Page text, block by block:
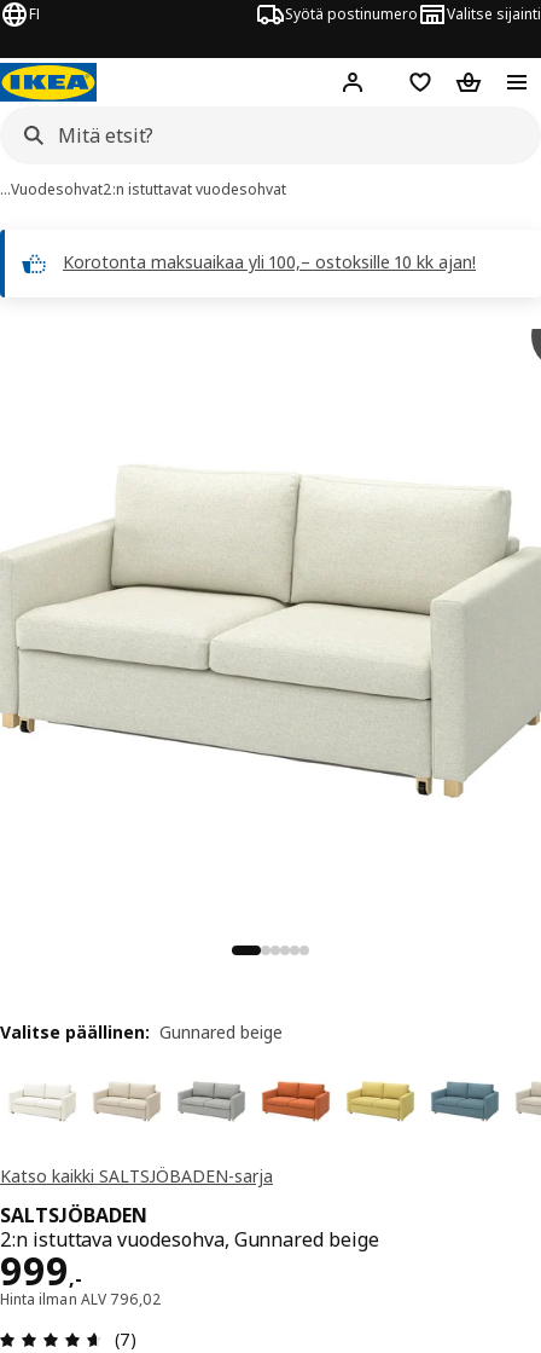
FI Syötä postinumero Valitse sijainti
Hej! Kirjaudu sisään
Suosikit
…Vuodesohvat2:n istuttavat vuodesohvat
Korotonta maksuaikaa yli 100,– ostoksille 10 kk ajan!
Katso kaikki SALTSJÖBADEN-sarja
SALTSJÖBADEN
2:n istuttava vuodesohva, Gunnared beige
999,-
Hinta 999,-
Hinta ilman ALV 796,02
: 4.6 / 5 tähteä. Arvostelut yhteensä: 7
(7)
Valitse päällinen: Gunnared beige